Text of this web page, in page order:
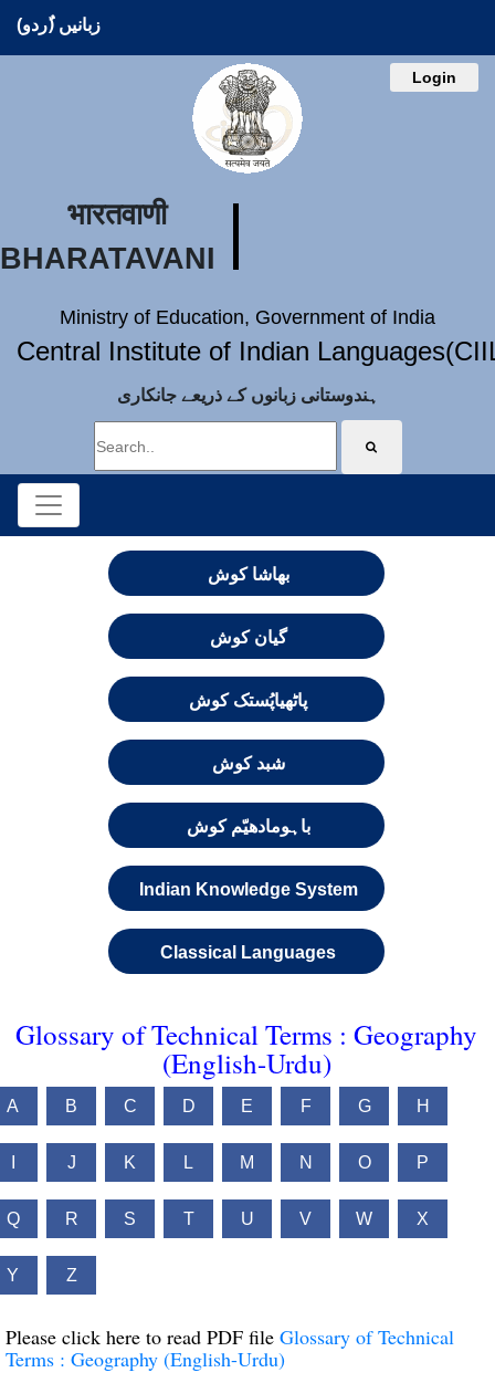
زبانیں (ُردو)
Login
भारतवाणी
BHARATAVANI
Ministry of Education, Government of India
Central Institute of Indian
ہندوستانی زبانوں کے ذریعے جانکاری
بھاشا کوش
گیان کوش
پاٹھیاپُستک کوش
شبد کوش
باہومادھیّم کوش
Indian Knowledge System
Classical Languages
Glossary of Technical Terms : Geography
(English-Urdu)
A B C D E F G H
J K L M N O P
Q R S T U V W X
Y Z
Please click here to read PDF file Glossary of Technical
Terms : Geography (English-Urdu)